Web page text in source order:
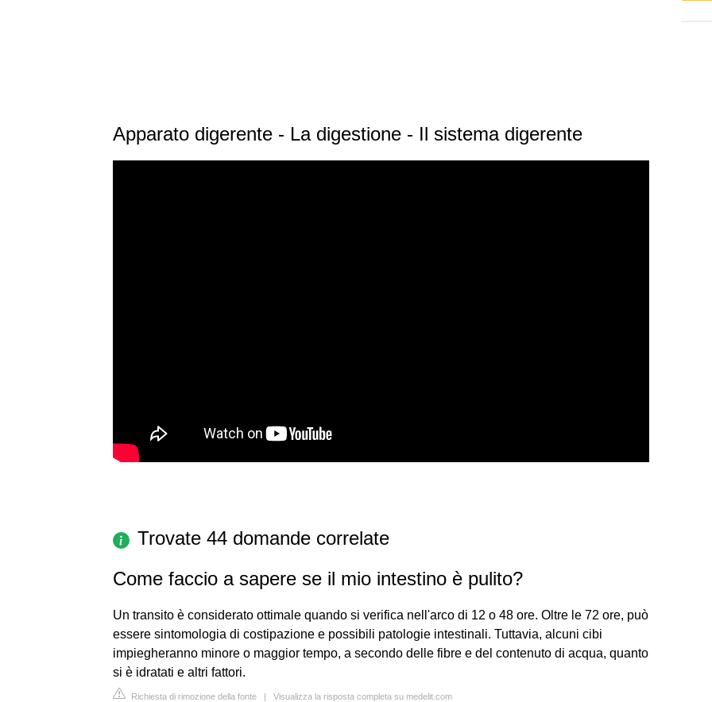
Apparato digerente - La digestione - Il sistema digerente
Trovate 44 domande correlate
Come faccio a sapere se il mio intestino è pulito?
Un transito è considerato ottimale quando si verifica nell'arco di 12 o 48 ore. Oltre le 72 ore, può
essere sintomologia di costipazione e possibili patologie intestinali. Tuttavia, alcuni cibi
impiegheranno minore o maggior tempo, a secondo delle fibre e del contenuto di acqua, quanto
si è idratati e altri fattori.
Richiesta di rimozione della fonte | Visualizza la risposta completa su medelit.com